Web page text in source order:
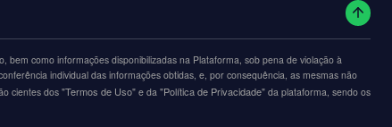
como informações disponibilizadas na Plataforma, sob pena de violação à
individual das informações obtidas, e, por consequência, as mesmas não
cientes dos "Termos de Uso" e da "Política de Privacidade" da plataforma, sendo os